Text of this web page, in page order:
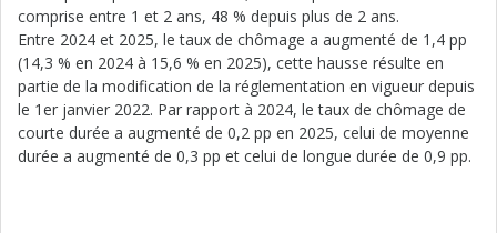
comprise entre 1 et 2 ans, 48 % depuis plus de 2 ans.
Entre 2024 et 2025, le taux de chômage a augmenté de 1,4 pp
(14,3 % en 2024 à 15,6 % en 2025), cette hausse résulte en
partie de la modification de la réglementation en vigueur depuis
le 1er janvier 2022. Par rapport à 2024, le taux de chômage de
courte durée a augmenté de 0,2 pp en 2025, celui de moyenne
durée a augmenté de 0,3 pp et celui de longue durée de 0,9 pp.